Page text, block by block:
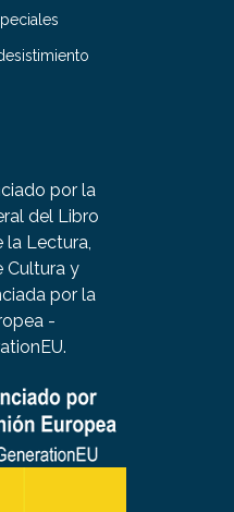
por la
del Libro
la Lectura,
Cultura y
por la
-